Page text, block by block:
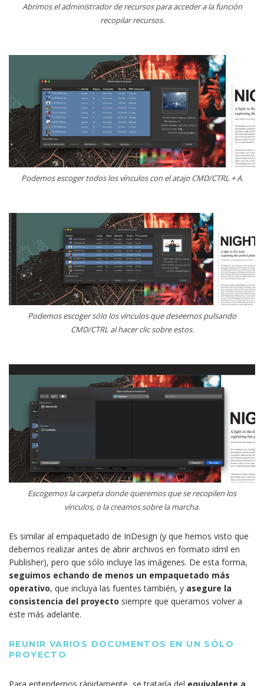
Abrimos el administrador de recursos para acceder a la función
recopilar recursos.
Podemos escoger todos los vínculos con el atajo CMD/CTRL + A.
Podemos escoger sólo los vínculos que deseemos pulsando
CMD/CTRL al hacer clic sobre estos.
Escogemos la carpeta donde queremos que se recopilen los
vínculos, o la creamos sobre la marcha.
Es similar al empaquetado de InDesign (y que hemos visto que
debemos realizar antes de abrir archivos en formato idml en
Publisher), pero que sólo incluye las imágenes. De esta forma,
seguimos echando de menos un empaquetado más
operativo, que incluya las fuentes también, y asegure la
consistencia del proyecto siempre que queramos volver a
este más adelante.
REUNIR VARIOS DOCUMENTOS EN UN SÓLO
PROYECTO